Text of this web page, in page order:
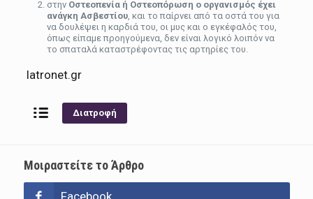
στην Οστεοπενία ή Οστεοπόρωση ο οργανισμός έχει
ανάγκη Ασβεστίου , και το παίρνει από τα οστά του για
να δουλέψει η καρδιά του, οι μυς και ο εγκέφαλός του,
όπως είπαμε προηγούμενα, δεν είναι λογικό λοιπόν να
το σπαταλά καταστρέφοντας τις αρτηρίες του.
Iatronet.gr
Διατροφή
Μοιραστείτε το Άρθρο